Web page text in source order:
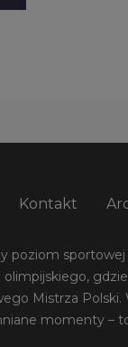
Kontakt
poziom
Mistrza
momenty –